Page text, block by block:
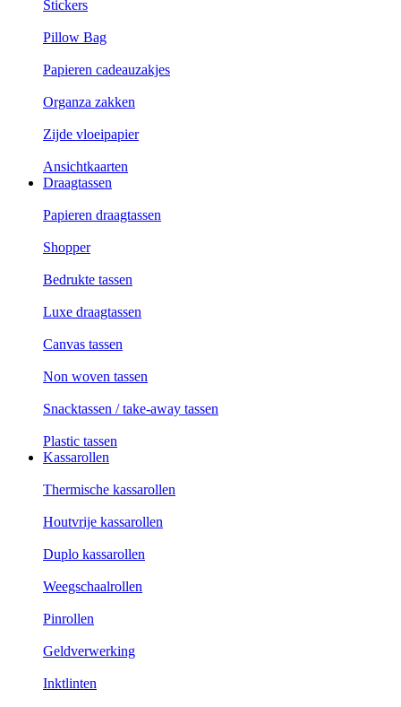
Stickers
Pillow Bag
Papieren cadeauzakjes
Organza zakken
Zijde vloeipapier
Ansichtkaarten
Draagtassen
Papieren draagtassen
Shopper
Bedrukte tassen
Luxe draagtassen
Canvas tassen
Non woven tassen
Snacktassen / take-away tassen
Plastic tassen
Kassarollen
Thermische kassarollen
Houtvrije kassarollen
Duplo kassarollen
Weegschaalrollen
Pinrollen
Geldverwerking
Inktlinten